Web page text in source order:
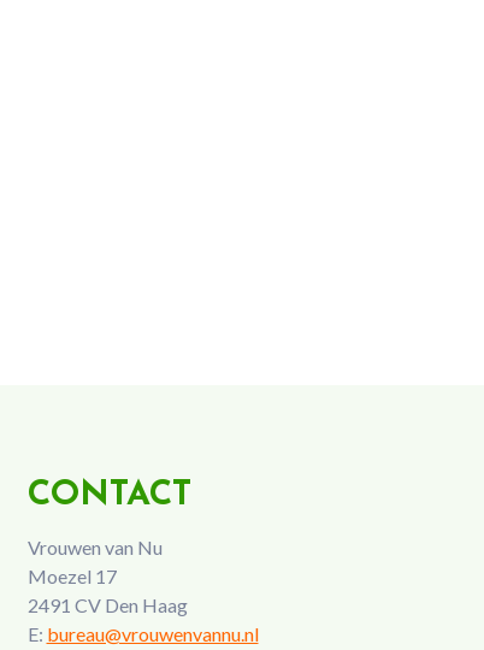
CONTACT
Vrouwen van Nu
Moezel 17
2491 CV Den Haag
E: bureau@vrouwenvannu.nl